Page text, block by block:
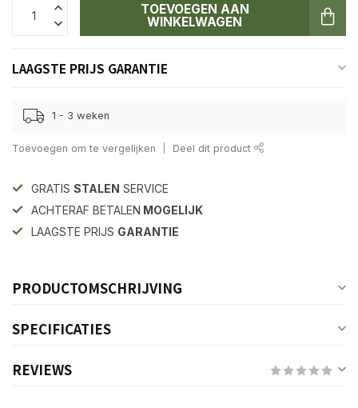
TOEVOEGEN AAN
WINKELWAGEN
LAAGSTE PRIJS GARANTIE
1 - 3 weken
Toevoegen om te vergelijken Deel dit product
GRATIS STALEN SERVICE
ACHTERAF BETALEN MOGELIJK
LAAGSTE PRIJS GARANTIE
PRODUCTOMSCHRIJVING
SPECIFICATIES
REVIEWS